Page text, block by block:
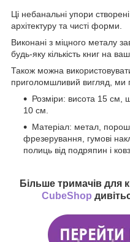
Ці небанальні упори
архітектуру та чисті форми.
Виконані з міцного металу
будь-яку кількість книг на
Також можна
приголомшливий вигляд, ми
Розміри: висота 15 см,
10 см.
Матеріал: метал,
фрезерування, гумові
полиць від подряпин і
Більше тримачів для
CubeShop